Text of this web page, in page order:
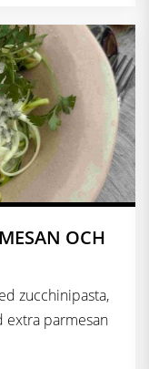
OCH
zucchinipasta,
extra parmesan